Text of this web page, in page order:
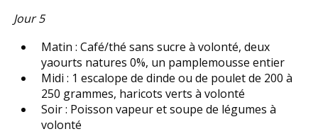
Jour 5
Matin : Café/thé sans sucre à volonté, deux
yaourts natures 0%, un pamplemousse entier
Midi : 1 escalope de dinde ou de poulet de 200 à
250 grammes, haricots verts à volonté
Soir : Poisson vapeur et soupe de légumes à
volonté